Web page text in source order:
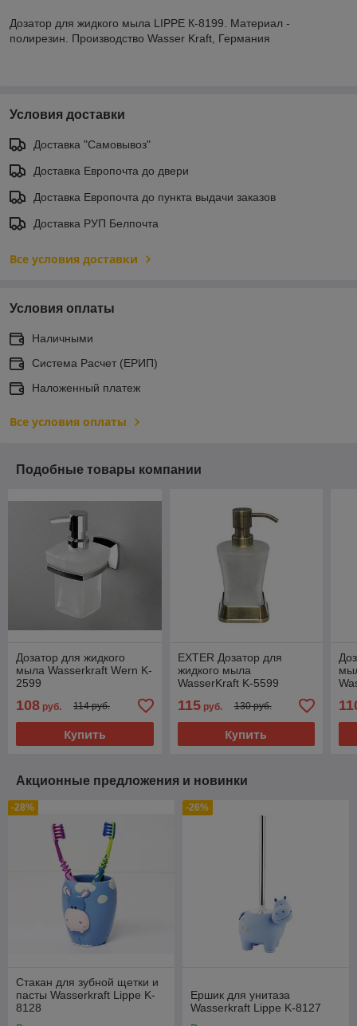
Дозатор для жидкого мыла LIPPE К-8199. Материал -
полирезин. Производство Wasser Kraft, Германия
Условия доставки
Доставка "Самовывоз"
Доставка Европочта до двери
Доставка Европочта до пункта выдачи заказов
Доставка РУП Белпочта
Все условия доставки
Условия оплаты
Наличными
Система Расчет (ЕРИП)
Наложенный платеж
Все условия оплаты
Подобные товары компании
Дозатор для жидкого
мыла Wasserkraft Wern K-
2599
108 руб. 114 руб.
Купить
EXTER Дозатор для
жидкого мыла
WasserKraft K-5599
115руб. 130 руб.
Купить
Акционные предложения и новинки
-28%
Стакан для зубной щетки и
пасты Wasserkraft Lippe K-
8128
-26%
Ершик для унитаза
Wasserkraft Lippe K-8127